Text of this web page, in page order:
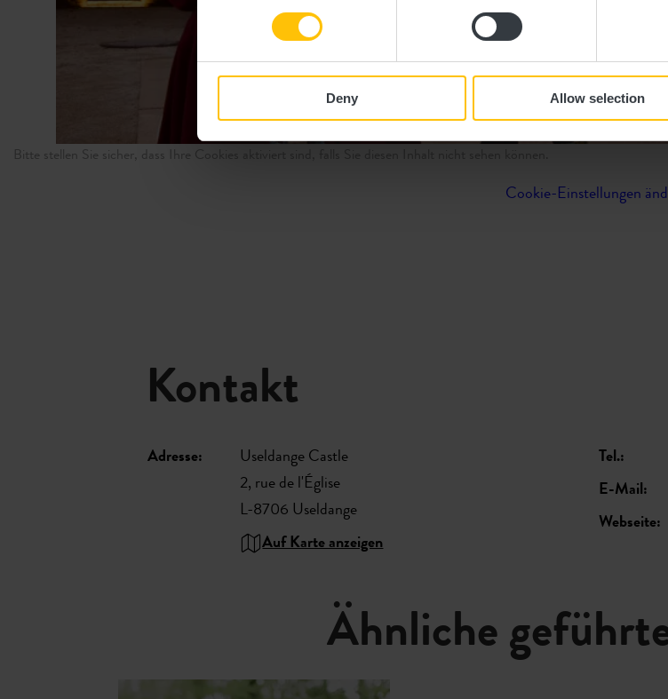
Deny Allow selection
Bitte stellen Sie sicher, dass Ihre Cookies aktiviert sind, falls Sie diesen Inhalt nicht sehen können.
Cookie-Einstellungen
Kontakt
Adresse:
Useldange Castle
2, rue de l'Église
L-8706 Useldange
Auf Karte anzeigen
Tel.:
E-Mail:
Webseite:
Ähnliche